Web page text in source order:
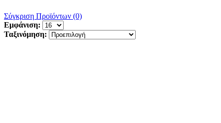
Σύγκριση Προϊόντων (0)
Εμφάνιση:
Ταξινόμηση: